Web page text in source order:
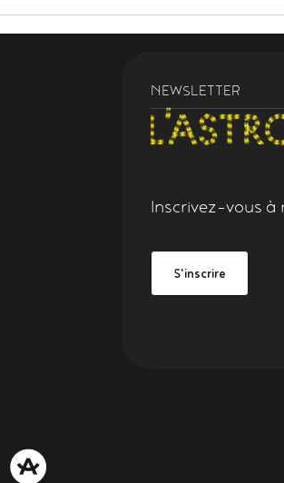
Figeac
Grand Figeac
NEWSLETTER
Inscrivez-vous à
S'inscrire